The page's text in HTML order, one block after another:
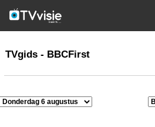
TVgids
TVgids - BBCFirst